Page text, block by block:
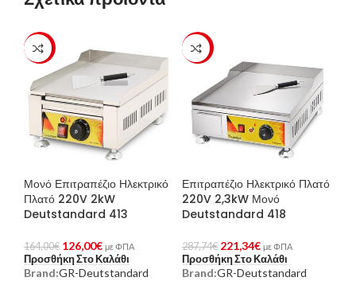
-23%
Μονό Επιτραπέζιο Ηλεκτρικό
Πλατό 220V 2kW
Deutstandard 413
164,00€ 126,00€ με ΦΠΑ
Προσθήκη Στο Καλάθι
Brand:GR-Deutstandard
-23%
Επιτραπέζιο Ηλεκτρικό Πλατό
220V 2,3kW Μονό
Deutstandard 418
287,74€ 221,34€ με ΦΠΑ
Προσθήκη Στο Καλάθι
Brand:GR-Deutstandard